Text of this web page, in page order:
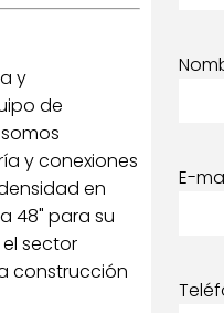
y
de
y conexiones
en
48" para su
sector
construcción
E-